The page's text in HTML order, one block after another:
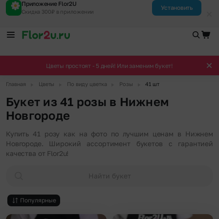
Приложение Flor2U
Скидка 300₽ в приложении
Установить
Цветы простоят - 5 дней! Или заменим букет!
Главная Цветы По виду цветка Розы 41 шт
Букет из 41 розы в Нижнем
Новгороде
Купить 41 розу как на фото по лучшим ценам в Нижнем
Новгороде. Широкий ассортимент букетов с гарантией
качества от Flor2u!
Найти букет
Популярные